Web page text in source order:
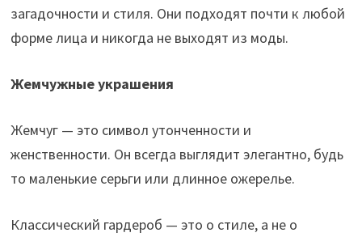
загадочности и стиля. Они подходят почти к любой
форме лица и никогда не выходят из моды.
Жемчужные украшения
Жемчуг — это символ утонченности и
женственности. Он всегда выглядит элегантно, будь
то маленькие серьги или длинное ожерелье.
Классический гардероб — это о стиле, а не о